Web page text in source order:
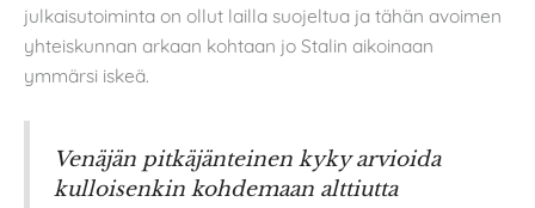
julkaisutoiminta on ollut lailla suojeltua ja tähän avoimen
yhteiskunnan arkaan kohtaan jo Stalin aikoinaan
ymmärsi iskeä.
Venäjän pitkäjänteinen kyky arvioida
kulloisenkin kohdemaan alttiutta